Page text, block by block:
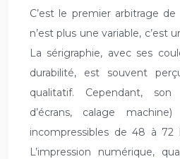
C’est le premier arbitrage
n’est plus une variable, c’est
La sérigraphie, avec ses
durabilité, est souvent
qualitatif. Cependant, son
d’écrans, calage
incompressibles de 48 à 72
L’impression numérique,